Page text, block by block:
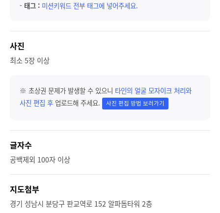
- 태그 : 미션키워드 전부 태그에 넣어주세요.
사진
최소 5장 이상
※ 초상권 문제가 발생할 수 있으니 타인의 얼굴 모자이크 처리와
사진 편집 후 업로드해 주세요. 사진 편집 방법 보러가기
글자수
공백제외 100자 이상
지도첨부
경기 성남시 분당구 판교역로 152 알파돔타워 2층